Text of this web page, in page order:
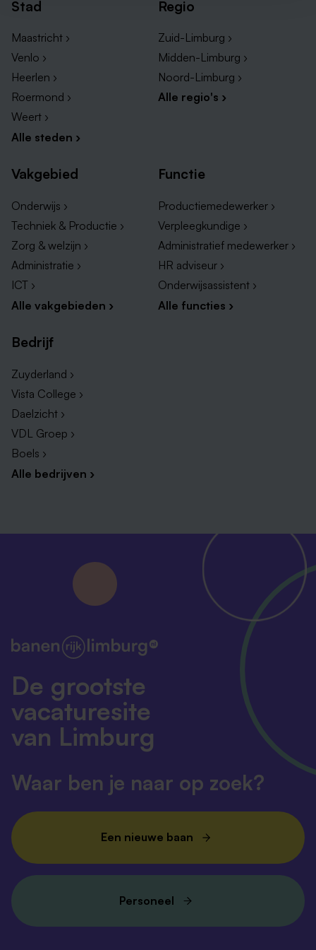
Stad
Maastricht ›
Venlo ›
Heerlen ›
Roermond ›
Weert ›
Alle steden ›
Regio
Zuid-Limburg ›
Midden-Limburg ›
Noord-Limburg ›
Alle regio's ›
Vakgebied
Onderwijs ›
Techniek & Productie ›
Zorg & welzijn ›
Administratie ›
ICT ›
Alle vakgebieden ›
Functie
Productiemedewerker ›
Verpleegkundige ›
Administratief medewerker ›
HR adviseur ›
Onderwijsassistent ›
Alle functies ›
Bedrijf
Zuyderland ›
Vista College ›
Daelzicht ›
VDL Groep ›
Boels ›
Alle bedrijven ›
De grootste
vacaturesite
van Limburg
Waar ben je naar op zoek?
Een nieuwe baan
Personeel